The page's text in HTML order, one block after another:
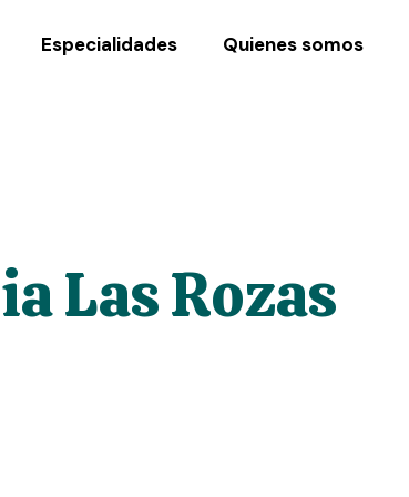
Especialidades Quienes somos
Las Rozas